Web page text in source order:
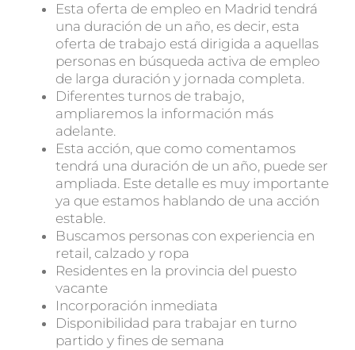
Esta oferta de empleo en Madrid tendrá
una duración de un año, es decir, esta
oferta de trabajo está dirigida a aquellas
personas en búsqueda activa de empleo
de larga duración y jornada completa.
Diferentes turnos de trabajo,
ampliaremos la información más
adelante.
Esta acción, que como comentamos
tendrá una duración de un año, puede ser
ampliada. Este detalle es muy importante
ya que estamos hablando de una acción
estable.
Buscamos personas con experiencia en
retail, calzado y ropa
Residentes en la provincia del puesto
vacante
Incorporación inmediata
Disponibilidad para trabajar en turno
partido y fines de semana